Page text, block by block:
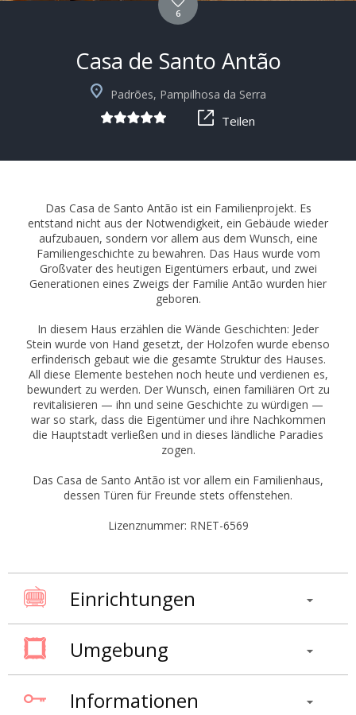
6
Casa de Santo Antão
Padrões, Pampilhosa da Serra
Teilen
Das Casa de Santo Antão ist ein Familienprojekt. Es
entstand nicht aus der Notwendigkeit, ein Gebäude wieder
aufzubauen, sondern vor allem aus dem Wunsch, eine
Familiengeschichte zu bewahren. Das Haus wurde vom
Großvater des heutigen Eigentümers erbaut, und zwei
Generationen eines Zweigs der Familie Antão wurden hier
geboren.
In diesem Haus erzählen die Wände Geschichten: Jeder
Stein wurde von Hand gesetzt, der Holzofen wurde ebenso
erfinderisch gebaut wie die gesamte Struktur des Hauses.
All diese Elemente bestehen noch heute und verdienen es,
bewundert zu werden. Der Wunsch, einen familiären Ort zu
revitalisieren — ihn und seine Geschichte zu würdigen —
war so stark, dass die Eigentümer und ihre Nachkommen
die Hauptstadt verließen und in dieses ländliche Paradies
zogen.
Das Casa de Santo Antão ist vor allem ein Familienhaus,
dessen Türen für Freunde stets offenstehen.
Lizenznummer: RNET-6569
Einrichtungen
Umgebung
Informationen